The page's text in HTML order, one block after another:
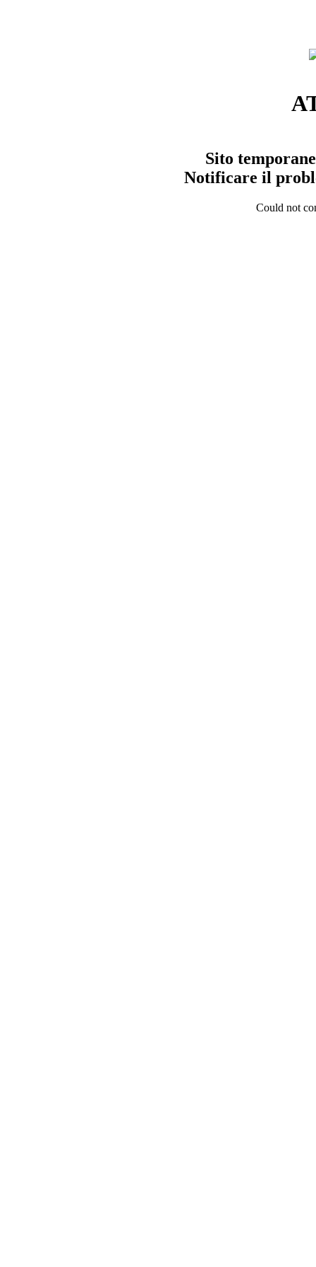
Sito
Notificare il
Could not